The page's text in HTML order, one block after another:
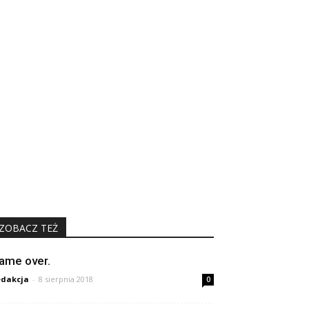
TEŻ
over.
- 8 sierpnia 2018 0